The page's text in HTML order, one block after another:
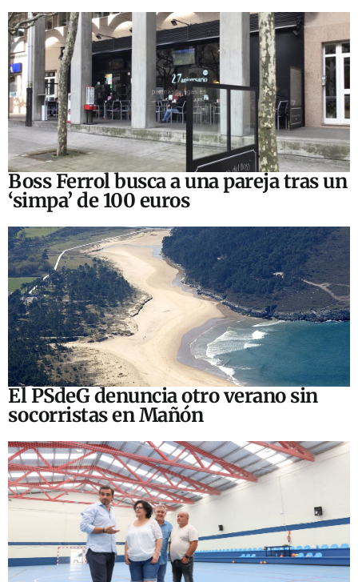
Boss Ferrol busca a una pareja tras un
‘simpa’ de 100 euros
El PSdeG denuncia otro verano sin
socorristas en Mañón